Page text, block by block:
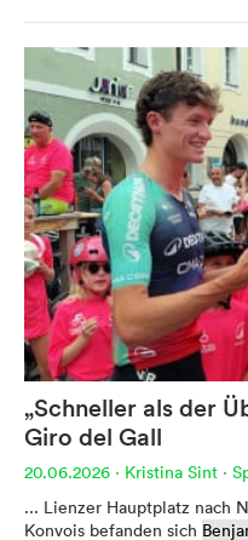
„Schneller als der
Giro del Gall
20.06.2026 · Kristina Sint ·
... Lienzer Hauptplatz nach
Konvois befanden sich
Werbung
Anzeigenpreise
Reichweite /
Anfragen / Kontakt
Mein Dolomitenstadt.at
Anmelden
Registrieren
FAQ & Service